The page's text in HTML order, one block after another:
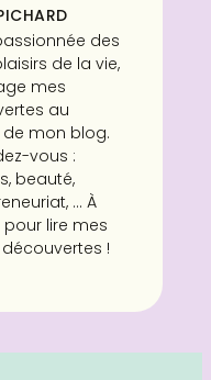
des
de la vie,
mes
au
mon blog.
vous :
beauté,
... À
lire mes
!